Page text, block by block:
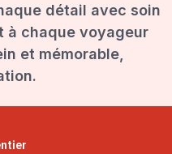
détail avec soin
à chaque voyageur
et mémorable,